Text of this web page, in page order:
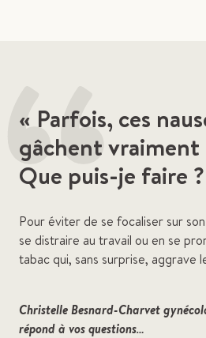
“
« Parfois, ces
gâchent vraiment
Que puis-je faire
Pour éviter de se focaliser sur
se distraire au travail ou en se
tabac qui, sans surprise, aggrave
Christelle Besnard-Charvet
répond à vos questions…